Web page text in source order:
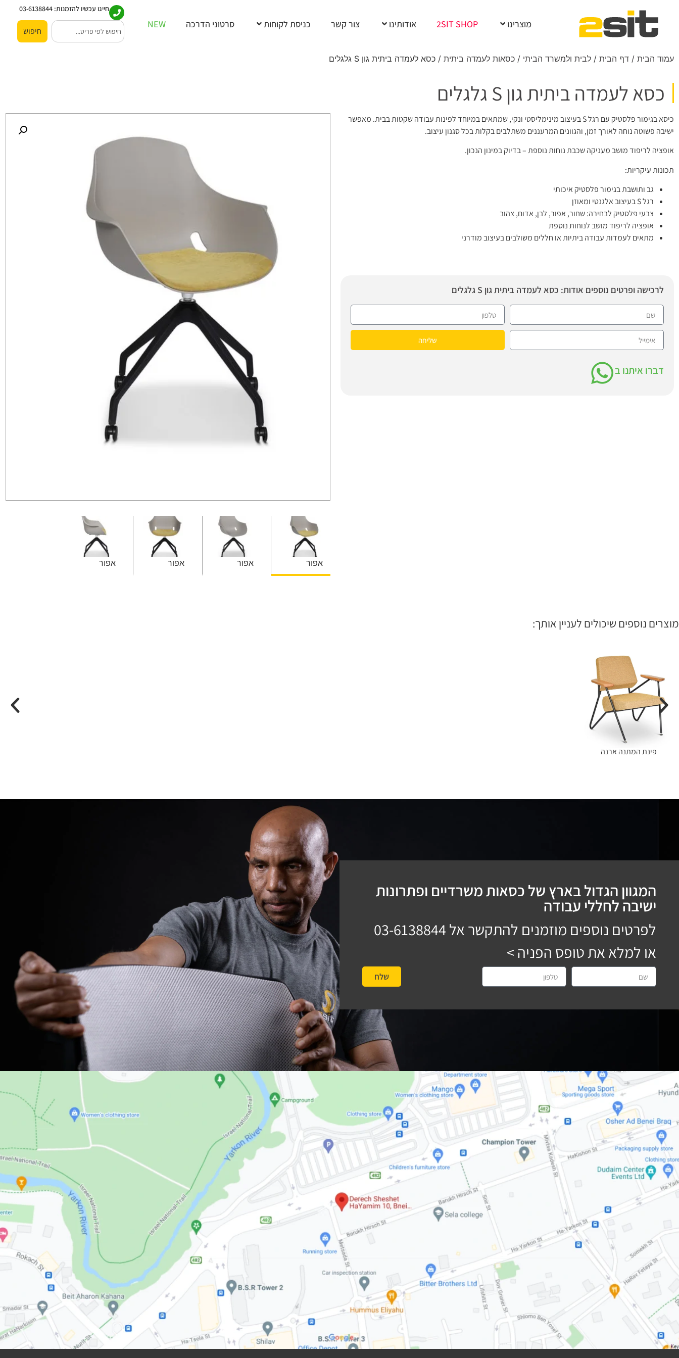
מוצרינו 2SIT SHOP אודותינו צור קשר כניסת לקוחות סרטוני הדרכה NEW
חייגו עכשיו להזמנות: 03-6138844
חיפוש
עמוד הבית / דף הבית / לבית ולמשרד הביתי / כסאות לעמדה ביתית / כסא לעמדה ביתית גון S גלגלים
כסא לעמדה ביתית גון S גלגלים
כיסא בגימור פלסטיק עם רגל S בעיצוב מינימליסטי ונקי, שמתאים במיוחד לפינות עבודה שקטות בבית. מאפשר
ישיבה פשוטה נוחה לאורך זמן, והגוונים המרעננים משתלבים בקלות בכל סגנון עיצוב.
אופציה לריפוד מושב מעניקה שכבת נוחות נוספת – בדיוק במינון הנכון.
תכונות עיקריות:
גב ותושבת בגימור פלסטיק איכותי
רגל S בעיצוב אלגנטי ומאוזן
צבעי פלסטיק לבחירה: שחור, אפור, לבן, אדום, צהוב
אופציה לריפוד מושב לנוחות נוספת
מתאים לעמדות עבודה ביתיות או חללים משולבים בעיצוב מודרני
לרכישה ופרטים נוספים אודות: כסא לעמדה ביתית גון S גלגלים
שליחה
דברו איתנו ב
אפור אפור אפור אפור
מוצרים נוספים שיכולים לעניין אותך:
פינת המתנה ארנה
המגוון הגדול בארץ של כסאות משרדיים ופתרונות
ישיבה לחללי עבודה
לפרטים נוספים מוזמנים להתקשר אל03-6138844
או למלא את טופס הפניה >
שלח